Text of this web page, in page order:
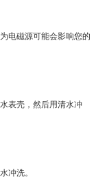
电磁源可能会影响您的
表壳，然后用清水冲
冲洗。